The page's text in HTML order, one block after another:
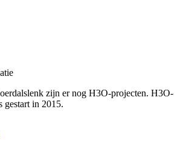
zijn er nog H3O-projecten. H3O-
gestart in 2015.